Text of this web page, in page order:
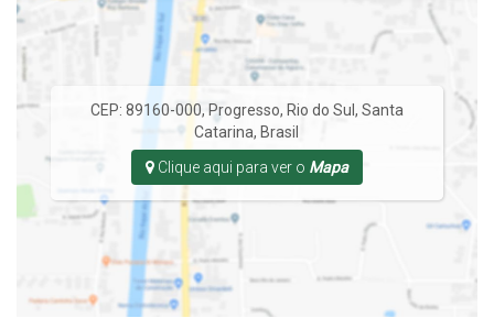
CEP: 89160-000, Progresso, Rio do Sul , Santa
Catarina, Brasil
Clique aqui para ver o Mapa